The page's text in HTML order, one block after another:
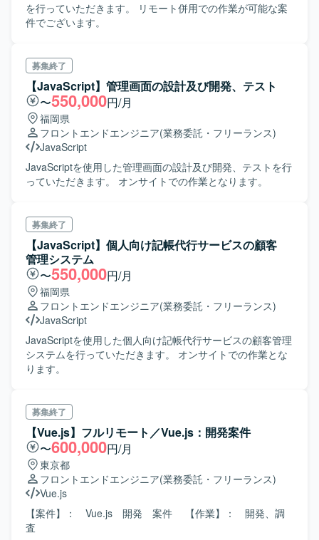
を行っていただきます。 リモート併用での作業が可能な案
件でございます。
募集終了
【JavaScript】管理画面の設計及び開発、テスト
〜550,000円/月
福岡県
フロントエンドエンジニア(業務委託・フリーランス)
JavaScript
JavaScriptを使用した管理画面の設計及び開発、テストを行
っていただきます。 オンサイトでの作業となります。
募集終了
【JavaScript】個人向け記帳代行サービスの顧客
管理システム
〜550,000円/月
福岡県
フロントエンドエンジニア(業務委託・フリーランス)
JavaScript
JavaScriptを使用した個人向け記帳代行サービスの顧客管理
システムを行っていただきます。 オンサイトでの作業とな
ります。
募集終了
【Vue.js】フルリモート／Vue.js：開発案件
〜600,000円/月
東京都
フロントエンドエンジニア(業務委託・フリーランス)
Vue.js
【案件】： Vue.js 開発 案件 【作業】： 開発、調
査